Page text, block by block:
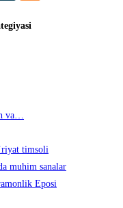
va…
timsoli
muhim sanalar
Eposi